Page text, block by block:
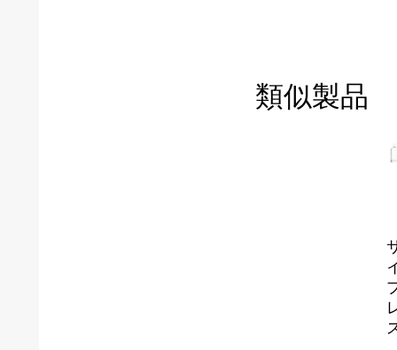
類似製品